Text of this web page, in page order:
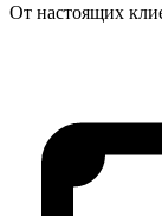
От настоящих